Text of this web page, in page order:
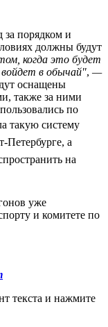
порядком и
должны будут
когда это будет
в обычай", —
оснащены
также за ними
по
такую систему
Петербурге, а
на
уже
и комитете по
текста и нажмите